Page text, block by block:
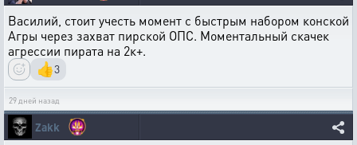
Василий, стоит учесть момент с быстрым набором конской
Агры через захват пирской ОПС. Моментальный скачек
агрессии пирата на 2к+.
👍3
29 дней назад
Zakk